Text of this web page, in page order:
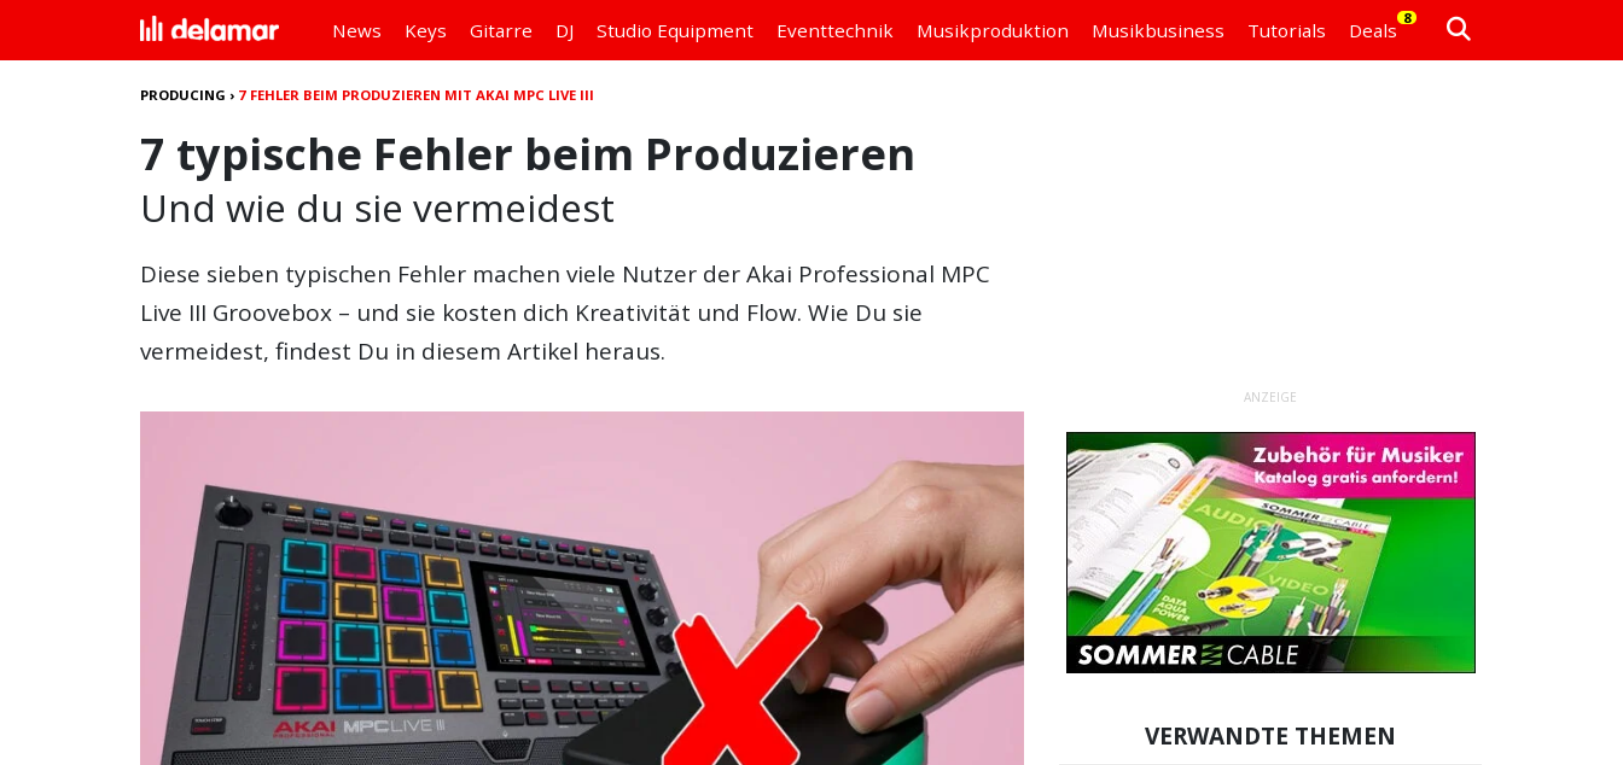
News Keys Gitarre DJ Studio Equipment Eventtechnik Musikproduktion Musikbusiness Tutorials Deals
8
PRODUCING › 7 FEHLER BEIM PRODUZIEREN MIT AKAI MPC LIVE III
7 typische Fehler beim Produzieren
Und wie du sie vermeidest
Diese sieben typischen Fehler machen viele Nutzer der Akai Professional MPC
Live III Groovebox – und sie kosten dich Kreativität und Flow. Wie Du sie
vermeidest, findest Du in diesem Artikel heraus.
ANZEIGE
VERWANDTE THEMEN